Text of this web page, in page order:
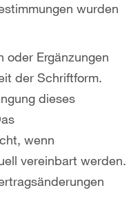
wurden
oder Ergänzungen
der Schriftform.
dieses
wenn
vereinbart werden.